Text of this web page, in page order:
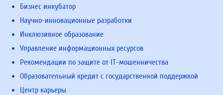
Бизнес инкубатор
Научно-инновационные разработки
Инклюзивное образование
Управление информационных ресурсов
Рекомендации по защите от IT-мошенничества
Образовательный кредит с государственной поддержкой
Центр карьеры